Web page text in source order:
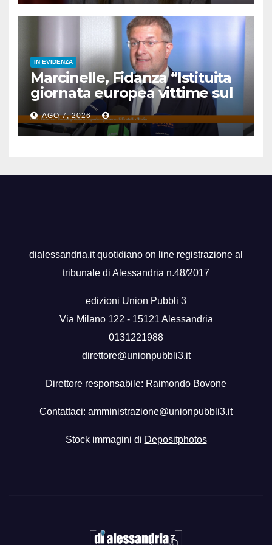
IN EVIDENZA
Marcinelle, Fidanza “Istituita
giornata europea vittime sul
lavoro l’8 agosto”
AGO 7, 2026
dialessandria.it quotidiano on line registrazione al
tribunale di Alessandria n.48/2017
edizioni Union Pubbli 3
Via Milano 122 - 15121 Alessandria
0131221988
direttore@unionpubbli3.it
Direttore responsabile: Raimondo Bovone
Contattaci: amministrazione@unionpubbli3.it
Stock immagini di Depositphotos